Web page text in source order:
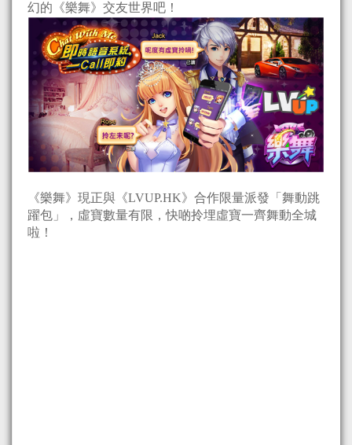
幻的《樂舞》交友世界吧！
《樂舞》現正與《LVUP.HK》合作限量派發「舞動跳
躍包」，虛寶數量有限，快啲拎埋虛寶一齊舞動全城
啦！